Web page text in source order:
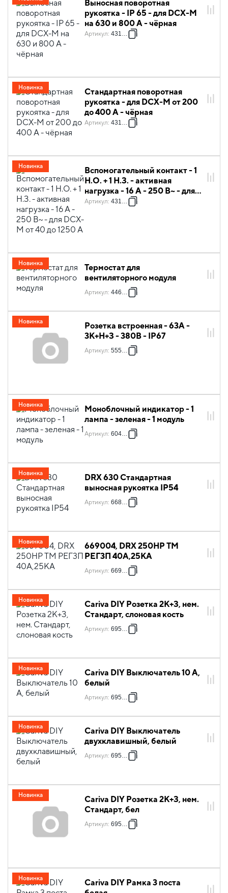
Выносная поворотная
рукоятка - IP 65 - для DCX-M
на 630 и 800 А - чёрная
Артикул: 431142
Стандартная поворотная
рукоятка - для DCX-M от 200
до 400 А - чёрная
Артикул: 431146
Новинка
Вспомогательный контакт - 1
Н.О. + 1 Н.З. - активная
нагрузка - 16 А - 250 В~ - для
DCX-M от 40 до 1250 А
Артикул: 431155
Новинка
Термостат для
вентиляторного модуля
Артикул: 446098
Новинка
Розетка встроенная - 63А -
3К+Н+З - 380В - IP67
Артикул: 555589
Новинка
Моноблочный индикатор - 1
лампа - зеленая - 1 модуль
Артикул: 604077
Новинка
DRX 630 Стандартная
выносная рукоятка IP54
Артикул: 668781
Новинка
669004, DRX 250HP TM
РЕГ3П 40A,25КА
Артикул: 669004
Новинка
Cariva DIY Розетка 2К+З, нем.
Стандарт, слоновая кость
Артикул: 695916
Новинка
Cariva DIY Выключатель 10 А,
белый
Артикул: 695930
Новинка
Cariva DIY Выключатель
двухклавишный, белый
Артикул: 695934
Новинка
Cariva DIY Розетка 2К+З, нем.
Стандарт, бел
Артикул: 695946
Новинка
Cariva DIY Рамка 3 поста
Новинка